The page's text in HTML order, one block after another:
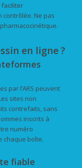
faciliter
contrôlée. Ne pas
en ligne ?
par l’ARS peuvent
sites non
contrefaits, sans
inscrits à
numéro
chaque boîte.
fiable